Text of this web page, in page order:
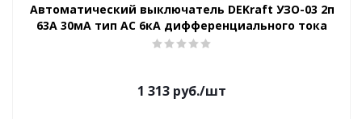
Автоматический выключатель DEKraft УЗО-03 2п
63А 30мА тип AC 6кА дифференциального тока
1 313 руб./шт